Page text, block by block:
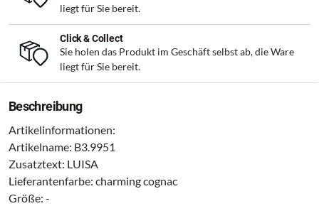
liegt für Sie bereit.
Click & Collect
Sie holen das Produkt im Geschäft selbst ab, die Ware
liegt für Sie bereit.
Beschreibung
Artikelinformationen:
Artikelname: B3.9951
Zusatztext: LUISA
Lieferantenfarbe: charming cognac
Größe: -